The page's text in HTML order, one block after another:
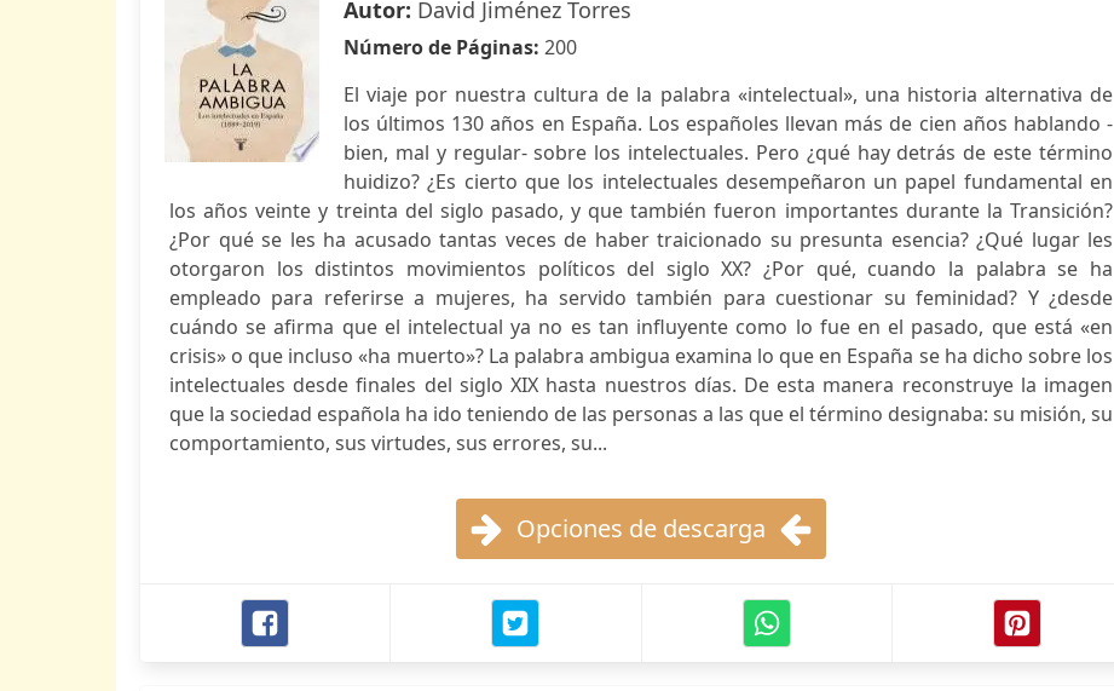
Autor: David Jiménez Torres
Número de Páginas: 200
El viaje por nuestra cultura de la palabra «intelectual», una historia alternativa de
los últimos 130 años en España. Los españoles llevan más de cien años hablando -
bien, mal y regular- sobre los intelectuales. Pero ¿qué hay detrás de este término
huidizo? ¿Es cierto que los intelectuales desempeñaron un papel fundamental en
los años veinte y treinta del siglo pasado, y que también fueron importantes durante la Transición?
¿Por qué se les ha acusado tantas veces de haber traicionado su presunta esencia? ¿Qué lugar les
otorgaron los distintos movimientos políticos del siglo XX? ¿Por qué, cuando la palabra se ha
empleado para referirse a mujeres, ha servido también para cuestionar su feminidad? Y ¿desde
cuándo se afirma que el intelectual ya no es tan influyente como lo fue en el pasado, que está «en
crisis» o que incluso «ha muerto»? La palabra ambigua examina lo que en España se ha dicho sobre los
intelectuales desde finales del siglo XIX hasta nuestros días. De esta manera reconstruye la imagen
que la sociedad española ha ido teniendo de las personas a las que el término designaba: su misión, su
comportamiento, sus virtudes, sus errores, su...
Opciones de descarga